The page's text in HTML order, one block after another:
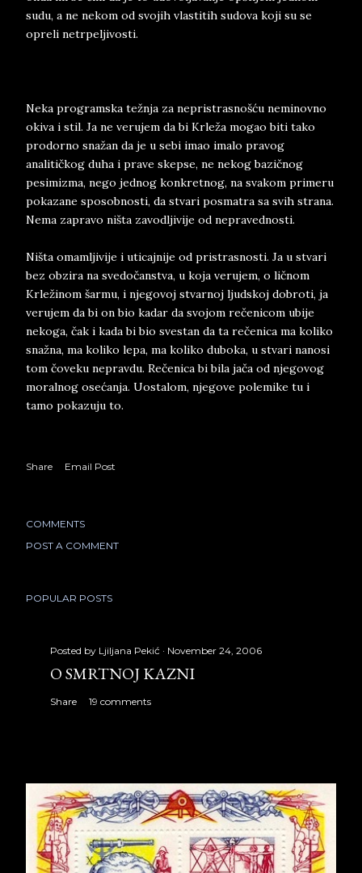
sudu, a ne nekom od svojih vlastitih sudova koji su se
opreli netrpeljivosti.
Neka programska težnja za nepristrasnošću neminovno
okiva i stil. Ja ne verujem da bi Krleža mogao biti tako
prodorno snažan da je u sebi imao imalo pravog
analitičkog duha i prave skepse, ne nekog bazičnog
pesimizma, nego jednog konkretnog, na svakom primeru
pokazane sposobnosti, da stvari posmatra sa svih strana.
Nema zapravo ništa zavodljivije od nepravednosti.
Ništa omamljivije i uticajnije od pristrasnosti. Ja u stvari
bez obzira na svedočanstva, u koja verujem, o ličnom
Krležinom šarmu, i njegovoj stvarnoj ljudskoj dobroti, ja
verujem da bi on bio kadar da svojom rečenicom ubije
nekoga, čak i kada bi bio svestan da ta rečenica ma koliko
snažna, ma koliko lepa, ma koliko duboka, u stvari nanosi
tom čoveku nepravdu. Rečenica bi bila jača od njegovog
moralnog osećanja. Uostalom, njegove polemike tu i
tamo pokazuju to.
Share Email Post
COMMENTS
POST A COMMENT
POPULAR POSTS
Posted by Ljiljana Pekić November 24, 2006
O SMRTNOJ KAZNI
Share 19 comments